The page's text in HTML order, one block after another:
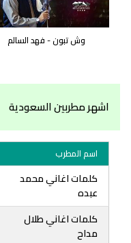
وش تبون - فهد السالم
اشهر مطربين السعودية
اسم المطرب
كلمات اغاني محمد
عبده
كلمات اغاني طلال
مداح